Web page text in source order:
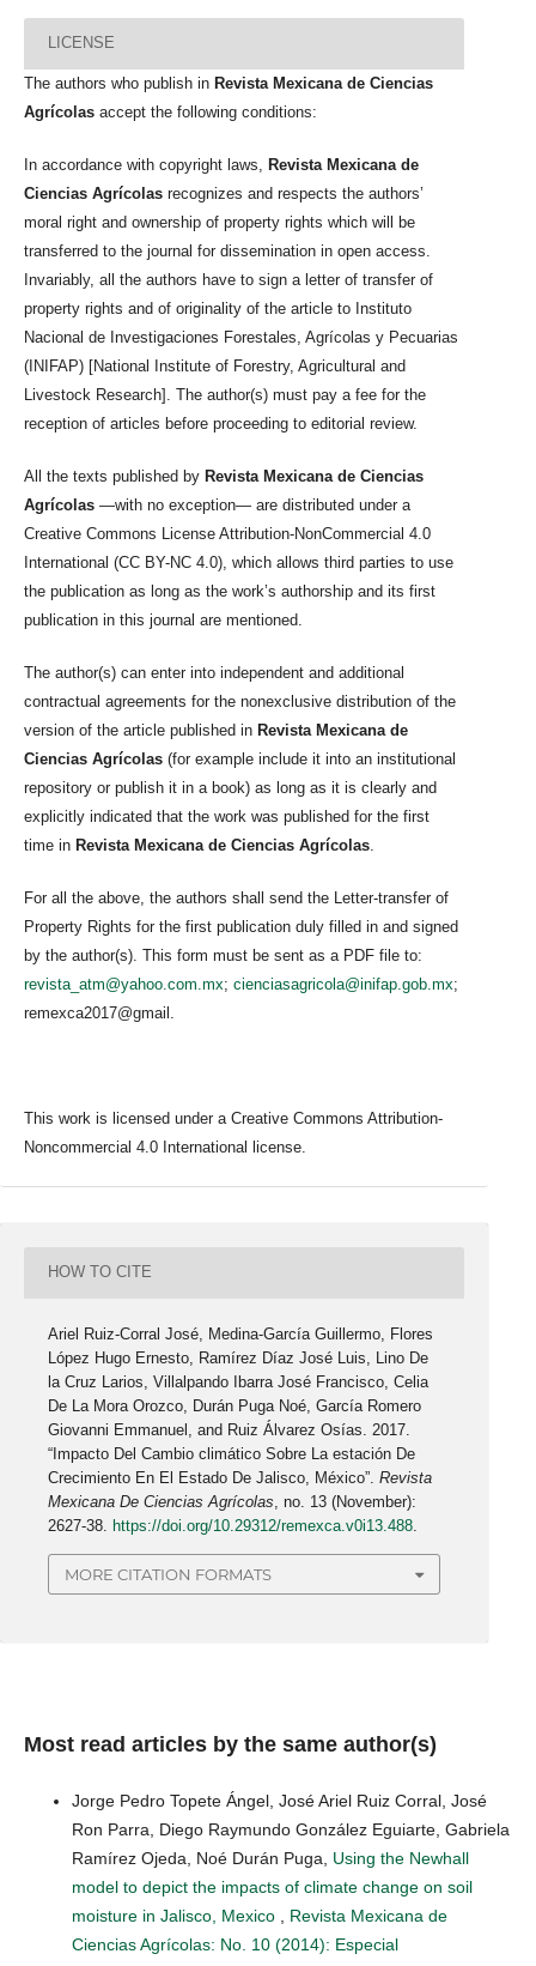
LICENSE
The authors who publish in Revista Mexicana de Ciencias
Agrícolas accept the following conditions:
In accordance with copyright laws,
Revista Mexicana de
Ciencias Agrícolas recognizes and respects the authors’
moral right and ownership of property rights which will be
transferred to the journal for dissemination in open access.
Invariably, all the authors have to sign a letter of transfer of
property rights and of originality of the article to Instituto
Nacional de Investigaciones Forestales, Agrícolas y Pecuarias
(INIFAP) [National Institute of Forestry, Agricultural and
Livestock Research]. The author(s) must pay a fee for the
reception of articles before proceeding to editorial review.
All the texts published by Revista Mexicana de Ciencias
Agrícolas —with no exception— are distributed under a
Creative Commons License Attribution-NonCommercial 4.0
International (CC BY-NC 4.0), which allows third parties to use
the publication as long as the work’s authorship and its first
publication in this journal are mentioned.
The author(s) can enter into independent and additional
contractual agreements for the nonexclusive distribution of the
version of the article published in Revista Mexicana de
Ciencias Agrícolas (for example include it into an institutional
repository or publish it in a book) as long as it is clearly and
explicitly indicated that the work was published for the first
time in Revista Mexicana de Ciencias Agrícolas
For all the above, the authors shall send the Letter-transfer of
Property Rights for the first publication duly filled in and signed
by the author(s). This form must be sent as a PDF file to:
revista_atm@yahoo.com.mx; cienciasagricola@inifap.gob.mx;
remexca2017@gmail.
This work is licensed under a Creative Commons Attribution-
Noncommercial 4.0 International license.
HOW TO CITE
Ariel Ruiz-Corral José, Medina-García Guillermo, Flores
López Hugo Ernesto, Ramírez Díaz José Luis, Lino De
la Cruz Larios, Villalpando Ibarra José Francisco, Celia
De La Mora Orozco, Durán Puga Noé, García Romero
Giovanni Emmanuel, and Ruiz Álvarez Osías. 2017.
“Impacto Del Cambio climático Sobre La estación De
Crecimiento En El Estado De Jalisco, México”.Revista
Mexicana De Ciencias Agrícolas , no. 13 (November):
2627-38.
https://doi.org/10.29312/remexca.v0i13.488
MORE CITATION FORMATS
Most read articles by the same author(s)
Jorge Pedro Topete Ángel, José Ariel Ruiz Corral, José
Ron Parra, Diego Raymundo González Eguiarte, Gabriela
Ramírez Ojeda, Noé Durán Puga, Using the Newhall
model to depict the impacts of climate change on soil
moisture in Jalisco, Mexico , Revista Mexicana de
Ciencias Agrícolas: No. 10 (2014): Especial